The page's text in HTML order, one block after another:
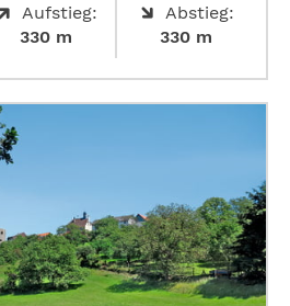
Aufstieg:
330 m
Abstieg:
330 m